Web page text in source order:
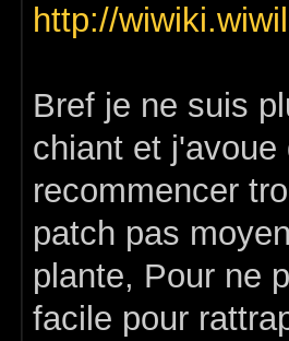
http://
Bref je ne suis
chiant et
recommencer
patch pas
plante, Pour ne
facile pour